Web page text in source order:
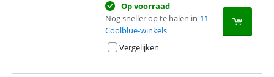
Op voorraad
Nog sneller op te halen in 11
Coolblue-winkels
Vergelijken